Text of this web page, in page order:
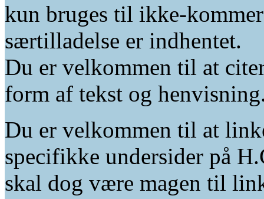
kun bruges til ikke-
særtilladelse er indhentet.
Du er velkommen til at
form af tekst og
Du er velkommen til at
specifikke undersider på
skal dog være magen til